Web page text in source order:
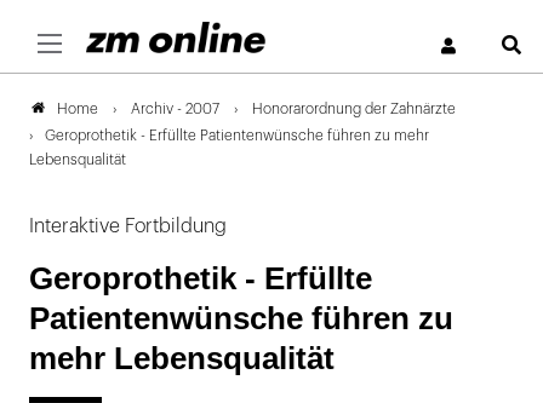
Home Archiv - 2007
Honorarordnung der Zahnärzte
Geroprothetik - Erfüllte Patientenwünsche führen zu mehr
Lebensqualität
Interaktive Fortbildung
Geroprothetik - Erfüllte
Patientenwünsche führen zu
mehr Lebensqualität